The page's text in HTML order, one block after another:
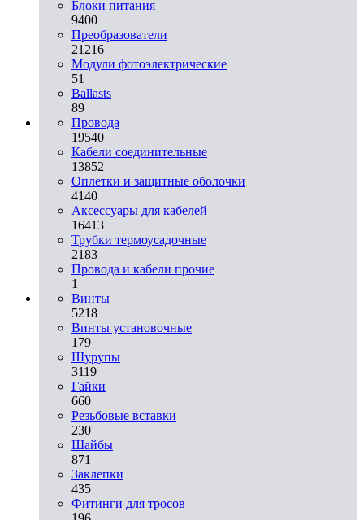
Блоки питания
9400
Преобразователи
21216
Модули фотоэлектрические
51
Ballasts
89
Провода
19540
Кабели соединительные
13852
Оплетки и защитные оболочки
4140
Аксессуары для кабелей
16413
Трубки термоусадочные
2183
Провода и кабели прочие
1
Винты
5218
Винты установочные
179
Шурупы
3119
Гайки
660
Резьбовые вставки
230
Шайбы
871
Заклепки
435
Фитинги для тросов